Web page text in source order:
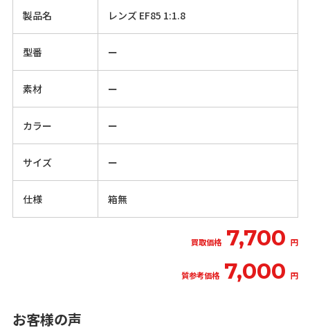
製品名 レンズ EF85 1:1.8
型番 ー
素材 ー
カラー ー
サイズ ー
仕様 箱無
買取価格 7,700 円
質参考価格 7,000 円
お客様の声